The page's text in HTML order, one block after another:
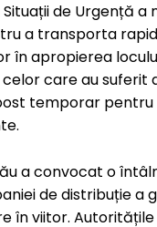
de Urgență a
a transporta
în apropierea
care au
temporar
a convocat o
de distribuție a
în viitor.